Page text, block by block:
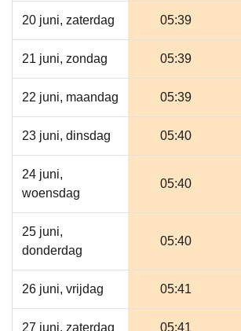
20 juni, zaterdag 05:39
21 juni, zondag 05:39
22 juni, maandag 05:39
23 juni, dinsdag 05:40
24 juni,
woensdag
05:40
25 juni,
donderdag
05:40
26 juni, vrijdag 05:41
27 juni, zaterdag 05:41